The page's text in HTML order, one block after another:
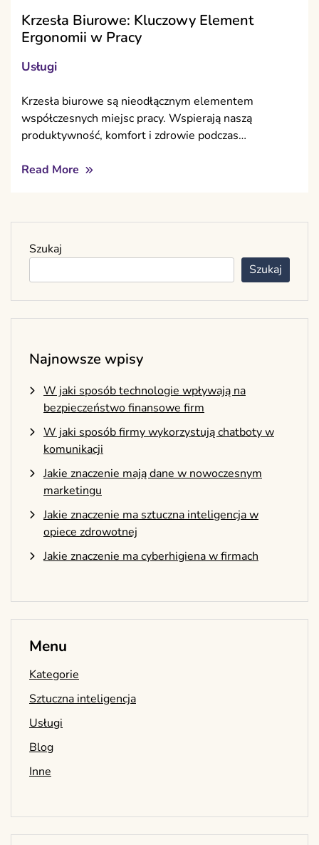
Krzesła Biurowe: Kluczowy Element
Ergonomii w Pracy
Usługi
Krzesła biurowe są nieodłącznym elementem
współczesnych miejsc pracy. Wspierają naszą
produktywność, komfort i zdrowie podczas…
Read More
Szukaj
Szukaj
Najnowsze wpisy
W jaki sposób technologie wpływają na
bezpieczeństwo finansowe firm
W jaki sposób firmy wykorzystują chatboty w
komunikacji
Jakie znaczenie mają dane w nowoczesnym
marketingu
Jakie znaczenie ma sztuczna inteligencja w
opiece zdrowotnej
Jakie znaczenie ma cyberhigiena w firmach
Menu
Kategorie
Sztuczna inteligencja
Usługi
Blog
Inne